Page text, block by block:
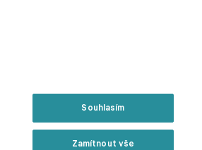
Souhlasím
Zamítnout vše